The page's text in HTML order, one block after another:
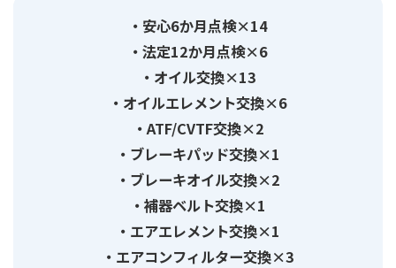
安心6か月点検×14
法定12か月点検×6
オイル交換×13
オイルエレメント交換×6
ATF/CVTF交換×2
ブレーキパッド交換×1
ブレーキオイル交換×2
補器ベルト交換×1
エアエレメント交換×1
エアコンフィルター交換×3